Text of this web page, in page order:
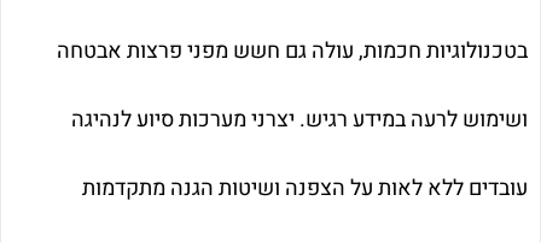
בטכנולוגיות חכמות, עולה גם חשש מפני פרצות אבטחה
ושימוש לרעה במידע רגיש. יצרני מערכות סיוע לנהיגה
עובדים ללא לאות על הצפנה ושיטות הגנה מתקדמות